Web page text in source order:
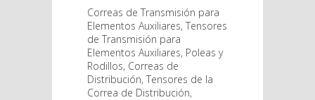
Correas de Transmisión para
Elementos Auxiliares, Tensores
de Transmisión para
Elementos Auxiliares, Poleas y
Rodillos, Correas de
Distribución, Tensores de la
Correa de Distribución,